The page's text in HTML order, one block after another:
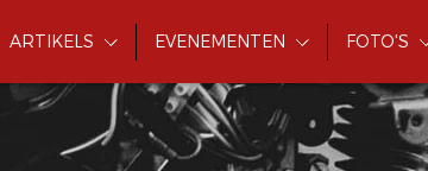
ARTIKELS EVENEMENTEN FOTO'S